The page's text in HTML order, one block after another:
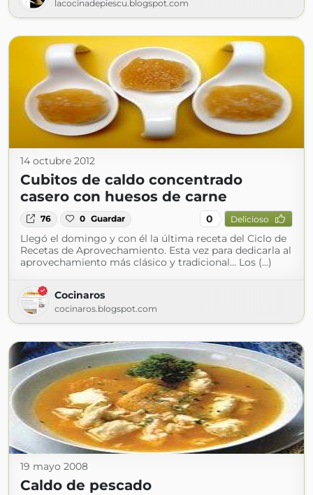
lacocinadepiescu.blogspot.com
14 octubre 2012
Cubitos de caldo concentrado
casero con huesos de carne
76 0 Guardar 0 Delicioso
Llegó el domingo y con él la última receta del Ciclo de
Recetas de Aprovechamiento. Esta vez para dedicarla al
aprovechamiento más clásico y tradicional... Los (...)
Cocinaros
cocinaros.blogspot.com
19 mayo 2008
Caldo de pescado